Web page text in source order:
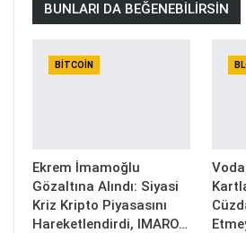
BUNLARI DA BEĞENEBILIRSIN
BITCOIN
Ekrem İmamoğlu
Gözaltına Alındı: Siyasi
Kriz Kripto Piyasasını
Hareketlendirdi, IMARO…